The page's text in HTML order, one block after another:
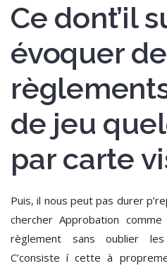
Ce dont’il
évoquer
de jeu
par carte
Puis, il nous peut pas durer
chercher Approbation
règlement sans oublier
C’consiste í cette à